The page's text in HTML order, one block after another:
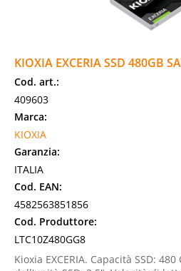
KIOXIA EXCERIA SSD 480GB
Cod. art.:
409603
Marca:
KIOXIA
Garanzia:
ITALIA
Cod. EAN:
4582563851856
Cod. Produttore:
LTC10Z480GG8
Kioxia EXCERIA. Capacità SSD: